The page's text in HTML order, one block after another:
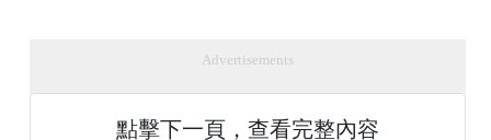
Advertisements
點擊下一頁，查看完整內容